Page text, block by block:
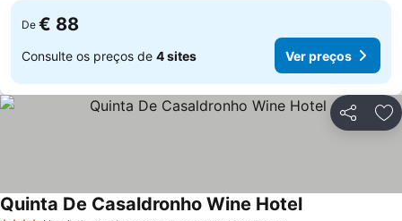
De € 88
Consulte os preços de 4 sites Ver preços
Partilhar
Quinta De Casaldronho Wine Hotel